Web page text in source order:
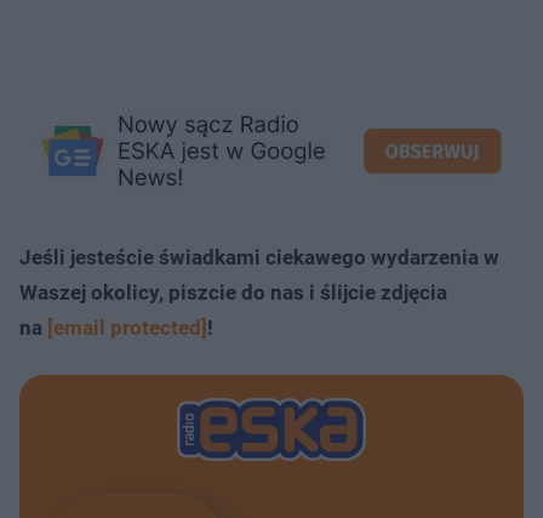
Jeśli jesteście świadkami ciekawego wydarzenia w
Waszej okolicy, piszcie do nas i ślijcie zdjęcia
na [email protected] !